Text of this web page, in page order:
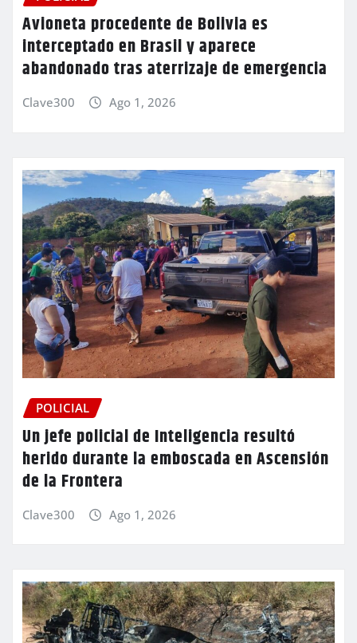
Avioneta procedente de Bolivia es
interceptado en Brasil y aparece
abandonado tras aterrizaje de emergencia
Clave300 Ago 1, 2026
POLICIAL
Un jefe policial de Inteligencia resultó
herido durante la emboscada en Ascensión
de la Frontera
Clave300 Ago 1, 2026